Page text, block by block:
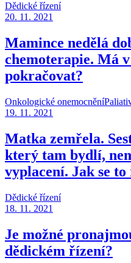
Dědické řízení
20. 11. 2021
Mamince nedělá
chemoterapie. Má
pokračovat?
Onkologické onemocnění
19. 11. 2021
Matka zemřela.
který tam bydlí,
vyplacení. Jak se to
Dědické řízení
18. 11. 2021
Je možné
dědickém řízení?